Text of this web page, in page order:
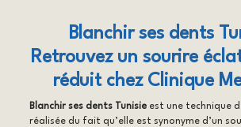
Blanchir ses dents
Retrouvez un sourire
réduit chez Clinique
Blanchir ses dents Tunisieest une technique
réalisée du fait qu’elle est synonyme d’un